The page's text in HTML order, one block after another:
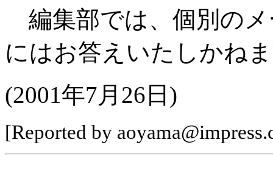
編集部では、個別の
にはお答えいたしかね
(2001年7月26日)
[Reported by